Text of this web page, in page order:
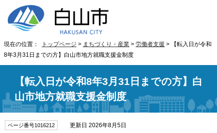
現在の位置： トップページ > まちづくり・産業 > 労働者支援 > 【転入日が令和
8年3月31日までの方】白山市地方就職支援金制度
【転入日が令和8年3月31日までの方】白
山市地方就職支援金制度
ページ番号1016212 更新日 2026年8月5日